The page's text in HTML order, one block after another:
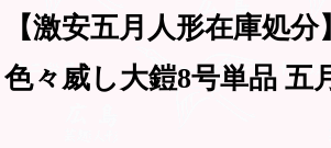
【激安五月人形在庫処
色々威し大鎧8号単品 五